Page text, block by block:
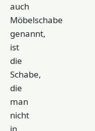
auch
Möbelschabe
genannt,
ist
die
Schabe,
die
man
nicht